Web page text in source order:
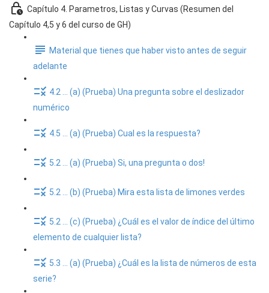
Capítulo 4. Parametros, Listas y Curvas (Resumen del
Capítulo 4,5 y 6 del curso de GH)
Material que tienes que haber visto antes de seguir
adelante
4.2 ... (a) (Prueba) Una pregunta sobre el deslizador
numérico
4.5 ... (a) (Prueba) Cual es la respuesta?
5.2 ... (a) (Prueba) Si, una pregunta o dos!
5.2 ... (b) (Prueba) Mira esta lista de limones verdes
5.2 ... (c) (Prueba) ¿Cuál es el valor de índice del último
elemento de cualquier lista?
5.3 ... (a) (Prueba) ¿Cuál es la lista de números de esta
serie?